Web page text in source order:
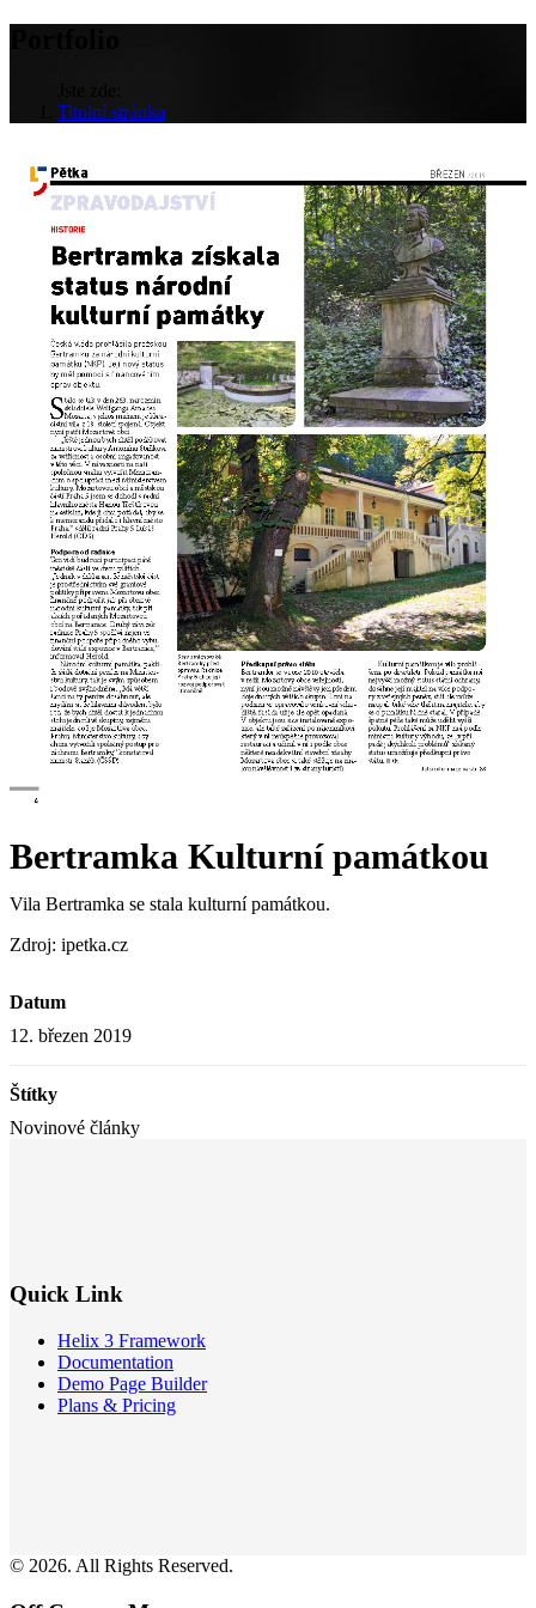
Titulní stránka
Bertramka Kulturní památkou
Vila Bertramka se stala kulturní památkou.
Zdroj: ipetka.cz
Datum
12. březen 2019
Štítky
Novinové články
Quick Link
Helix 3 Framework
Documentation
Demo Page Builder
Plans & Pricing
© 2026. All Rights Reserved.